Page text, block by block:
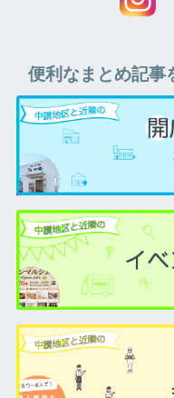
便利なまとめ記事